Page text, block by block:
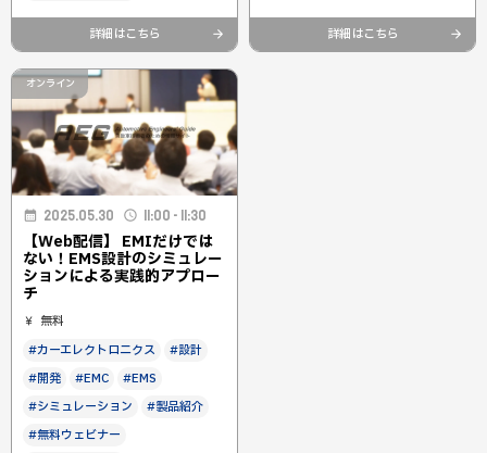
詳細はこちら 詳細はこちら
オンライン
2025.05.30 11:00 - 11:30
【Web配信】 EMIだけでは
ない！EMS設計のシミュレー
ションによる実践的アプロー
チ
無料
#カーエレクトロニクス
#設計
#開発
#EMC
#EMS
#シミュレーション
#製品紹介
#無料ウェビナー